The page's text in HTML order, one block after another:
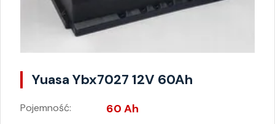
Yuasa Ybx7027 12V 60Ah
Pojemność: 60 Ah